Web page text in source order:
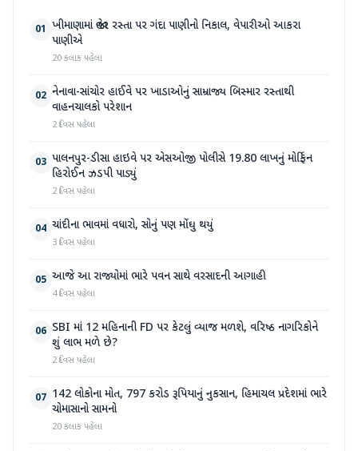
01 ખીમાણામાં જાહેર રસ્તા પર ગંદા પાણીનો નિકાલ, વેપારીઓ આકરા
પાણીએ
20 કલાક પહેલા
02 નેનાવા-સાંચોર હાઈવે પર ખાડાઓનું સામ્રાજ્ય બિસ્માર રસ્તાથી
વાહનચાલકો પરેશાન
2 દિવસ પહેલા
03 પાલનપુર-ડીસા હાઇવે પર એસઓજી પોલીસે 19.80 લાખનું મોર્ફિન
હિરોઈન ઝડપી પાડ્યું
2 દિવસ પહેલા
04 ચાંદીના ભાવમાં વધારો, સોનું પણ મોંઘુ થયું
3 દિવસ પહેલા
05 આજે આ રાજ્યોમાં ભારે પવન સાથે વરસાદની આગાહી
4 દિવસ પહેલા
06 SBI માં 12 મહિનાની FD પર કેટલું વ્યાજ મળશે, વરિષ્ઠ નાગરિકોને
શું લાભ મળે છે?
2 દિવસ પહેલા
07 142 લોકોના મોત, 797 કરોડ રૂપિયાનું નુકસાન, હિમાચલ પ્રદેશમાં ભારે
ચોમાસાનો સામનો
20 કલાક પહેલા